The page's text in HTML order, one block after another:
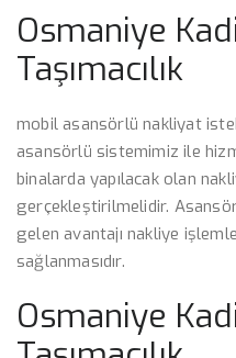
Osmaniye
Taşımacılık
mobil asansörlü nakliyat
asansörlü sistemimiz ile
binalarda yapılacak olan
gerçekleştirilmelidir.
gelen avantajı nakliye
sağlanmasıdır.
Osmaniye